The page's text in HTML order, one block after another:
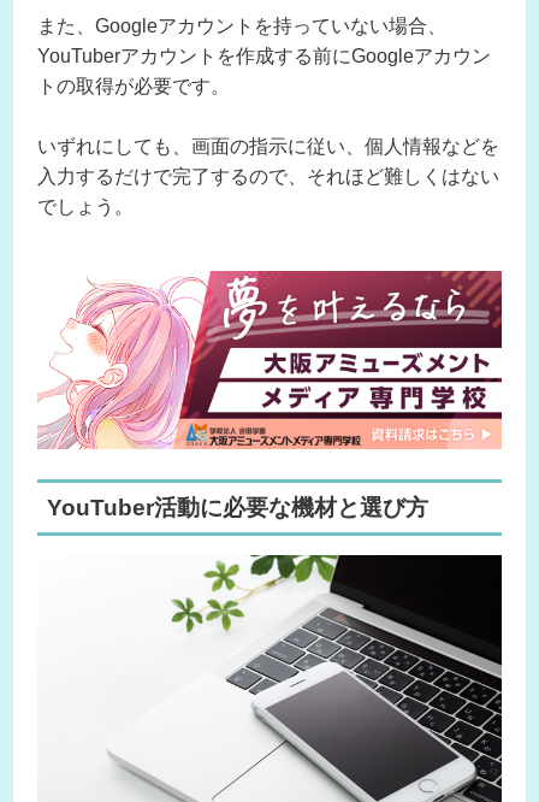
また、Googleアカウントを持っていない場合、
YouTuberアカウントを作成する前にGoogleアカウン
トの取得が必要です。
いずれにしても、画面の指示に従い、個人情報などを
入力するだけで完了するので、それほど難しくはない
でしょう。
YouTuber活動に必要な機材と選び方